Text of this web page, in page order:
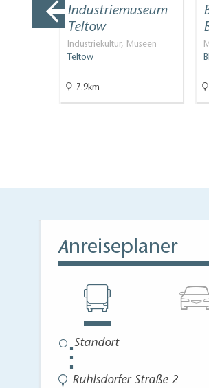
Industriemuseum
Teltow
Industriekultur, Museen
Teltow
7.9km
Anreiseplaner
⋮
Ruhlsdorfer Straße 2